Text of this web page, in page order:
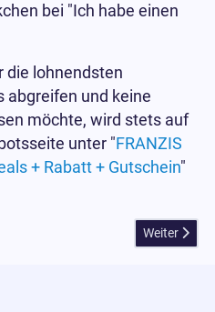
bei "Ich habe einen
die lohnendsten
abgreifen und keine
möchte, wird stets auf
unter "FRANZIS
+ Rabatt + Gutschein"
und Musiksoftware billig im
Nächster
Weiter